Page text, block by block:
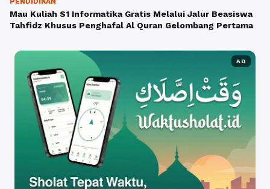
Mau Kuliah S1 Informatika Gratis Melalui Jalur Beasiswa
Tahfidz Khusus Penghafal Al Quran Gelombang Pertama
AD